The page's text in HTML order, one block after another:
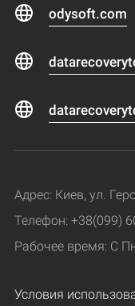
odysoft.com
Адрес: Киев, ул.
Телефон: +38(099)
Рабочее время: С
Условия